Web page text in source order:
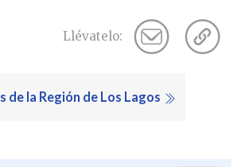
Llévatelo:
de la Región de Los Lagos